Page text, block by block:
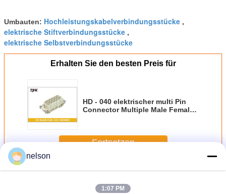
Umbauten: Hochleistungskabelverbindungsstücke ,
elektrische Stiftverbindungsstücke ,
elektrische Selbstverbindungsstücke
Erhalten Sie den besten Preis für
HD - 040 elektrischer multi Pin
Connector Multiple Male Female
Fortsetzen
MehrMulti HochleistungsPin Connector
nelson
1:07 PM